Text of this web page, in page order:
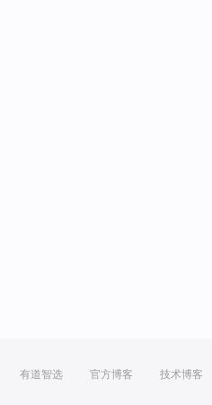
有道智选 官方博客 技术博客